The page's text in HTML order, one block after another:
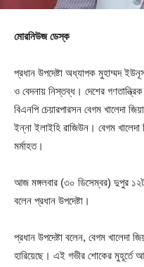
মোরনিউজ ডেস্ক
প্রধান উপদেষ্টা অধ্যাপক মুহাম্মদ
ও বেদনায় নিস্তব্ধ। দেশের গণতান্ত্রিক
বিএনপি চেয়ারপারসন বেগম খালেদা
ইন্না ইলাইহি রাজিউন। বেগম
মর্মাহত।
আজ মঙ্গলবার (৩০ ডিসেম্বর) দুপুর
বলেন প্রধান উপদেষ্টা।
প্রধান উপদেষ্টা বলেন, বেগম খালেদা
হারিয়েছে। এই গভীর শোকের মুহূর্তে